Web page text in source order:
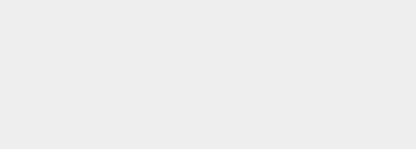
de-laffiche-improfiesta-9.html%2Faffiche-improfiesta2-